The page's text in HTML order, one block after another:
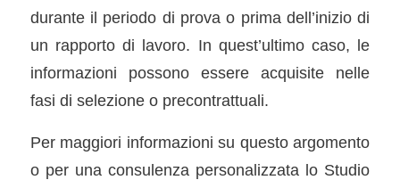
durante il periodo di prova o prima dell’inizio di
un rapporto di lavoro. In quest’ultimo caso, le
informazioni possono essere acquisite nelle
fasi di selezione o precontrattuali.
Per maggiori informazioni su questo argomento
o per una consulenza personalizzata lo Studio